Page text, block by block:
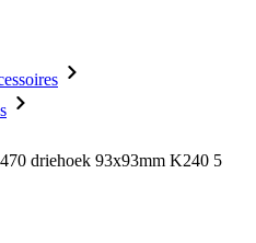
driehoek 93x93mm K240 5